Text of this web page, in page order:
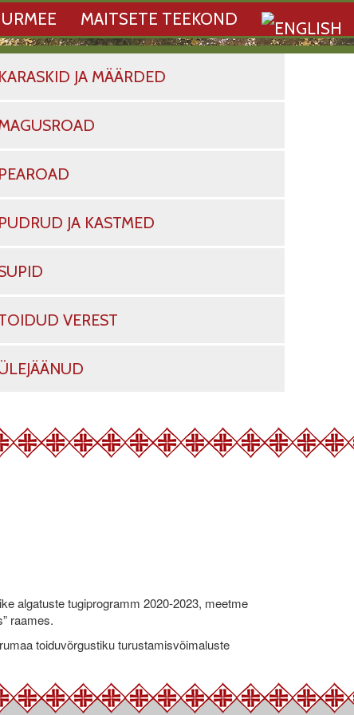
MAITSETE TEEKOND
KARASKID JA MÄÄRDED
PEAROAD
PUDRUD JA KASTMED
VEREST
algatuste tugiprogramm 2020-2023, meetme
raames.
toiduvõrgustiku turustamisvõimaluste